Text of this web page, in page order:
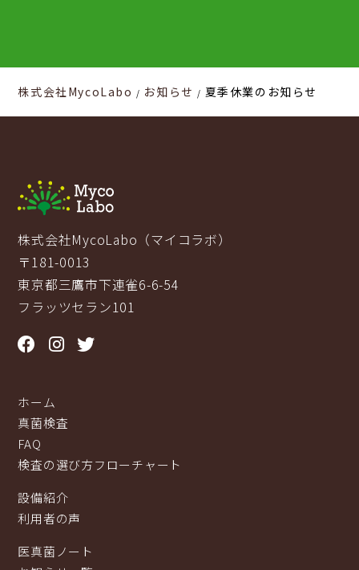
株式会社MycoLabo お知らせ 夏季休業のお知らせ
株式会社MycoLabo（マイコラボ）
〒181-0013
東京都三鷹市下連雀6-6-54
フラッツセラン101
ホーム
真菌検査
FAQ
検査の選び方フローチャート
設備紹介
利用者の声
医真菌ノート